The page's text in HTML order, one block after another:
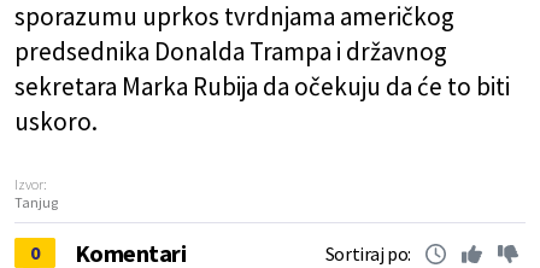
sporazumu uprkos tvrdnjama američkog
predsednika Donalda Trampa i državnog
sekretara Marka Rubija da očekuju da će to biti
uskoro.
Izvor:
Tanjug
0 Komentari Sortiraj po: